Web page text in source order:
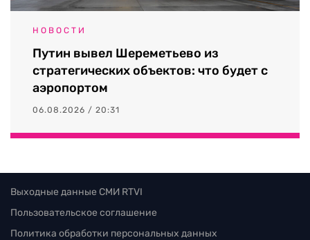
НОВОСТИ
Путин вывел Шереметьево из
стратегических объектов: что будет с
аэропортом
06.08.2026 / 20:31
Выходные данные СМИ RTVI
Пользовательское соглашение
Политика обработки персональных данных